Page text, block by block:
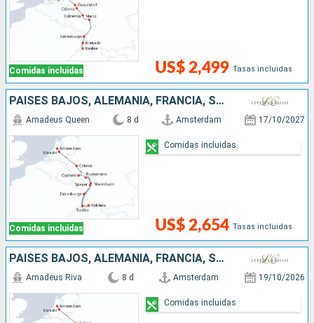
Comidas incluidas US$ 2,499 Tasas incluidas
PAISES BAJOS, ALEMANIA, FRANCIA, SUIZA
Comidas incluidas
Amadeus Queen 8 d Amsterdam 17/10/2027
US$ 2,654 Tasas incluidas
Comidas incluidas
PAISES BAJOS, ALEMANIA, FRANCIA, SUIZA
Amadeus Riva 8 d Amsterdam 19/10/2026
Comidas incluidas